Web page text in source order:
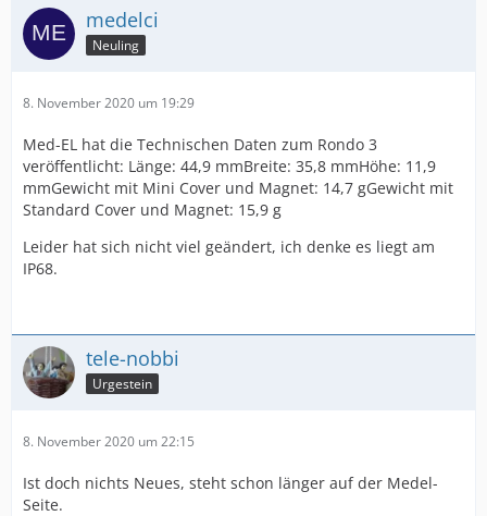
medelci
Neuling
8. November 2020 um 19:29
Med-EL hat die Technischen Daten zum Rondo 3
veröffentlicht: Länge: 44,9 mmBreite: 35,8 mmHöhe: 11,9
mmGewicht mit Mini Cover und Magnet: 14,7 gGewicht mit
Standard Cover und Magnet: 15,9 g
Leider hat sich nicht viel geändert, ich denke es liegt am
IP68.
tele-nobbi
Urgestein
8. November 2020 um 22:15
Ist doch nichts Neues, steht schon länger auf der Medel-
Seite.